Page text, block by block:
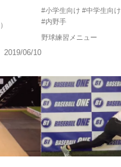
2019/06/10
#小学生向け #中学生向け
#内野手
野球練習メニュー